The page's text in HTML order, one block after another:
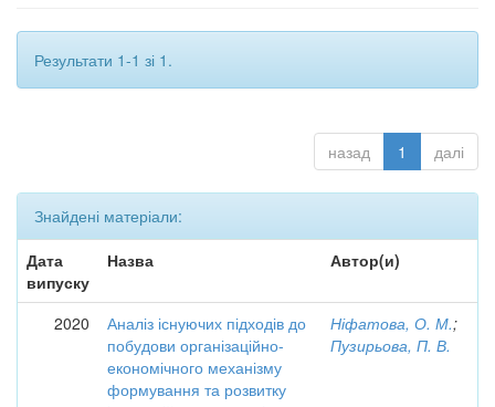
Результати 1-1 зі 1.
назад 1 далі
Знайдені матеріали:
Дата
випуску
Назва Автор(и)
2020
Аналіз існуючих підходів до
побудови організаційно-
економічного механізму
формування та розвитку
Ніфатова, О. М.;
Пузирьова, П. В.